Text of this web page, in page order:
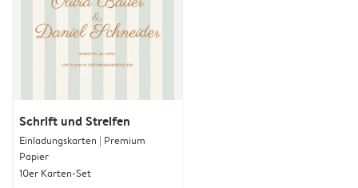
Schrift und Streifen
Einladungskarten | Premium
Papier
10er Karten-Set